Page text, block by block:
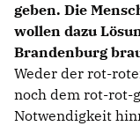
geben. Die
wollen dazu
Brandenburg
Weder der rot-
noch dem rot-rot-
Notwendigkeit